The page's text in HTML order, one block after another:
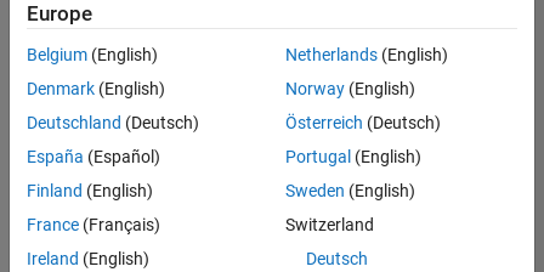
correspondant
à vos
critères
de
recherche.
Vous
pouvez
élargir
votre
recherche
Europe
Belgium (English)
Denmark (English)
Deutschland (Deutsch)
España (Español)
Finland (English)
France (Français)
Ireland (English)
Netherlands(English)
Norway(English)
Österreich (Deutsch)
Portugal (English)
Sweden (English)
Switzerland
Deutsch